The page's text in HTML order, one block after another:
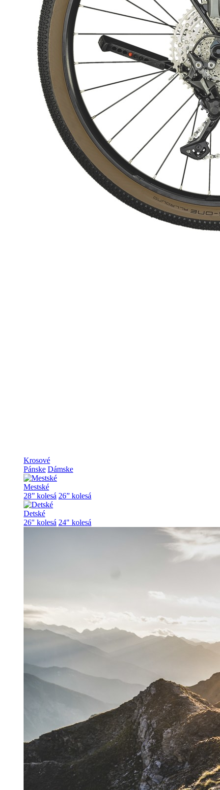
Krosové
Pánske Dámske
Mestské
28” kolesá 26” kolesá
Detské
26" kolesá 24" kolesá